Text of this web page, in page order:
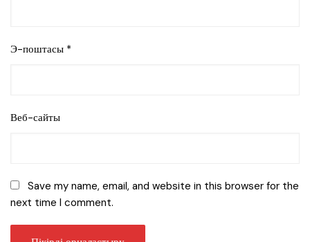
Э-поштасы *
Веб-сайты
Save my name, email, and website in this browser for the
next time I comment.